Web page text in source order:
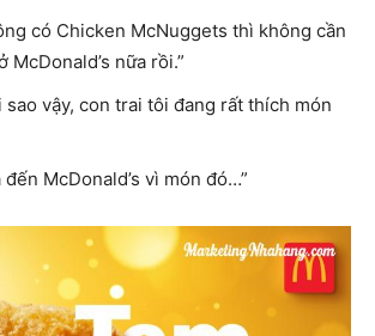
có Chicken McNuggets thì không cần
McDonald’s nữa rồi.”
sao vậy, con trai tôi đang rất thích món
đến McDonald’s vì món đó…”